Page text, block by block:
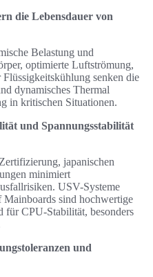
die Lebensdauer von
Belastung und
optimierte Luftströmung,
senken die
dynamisches Thermal
in kritischen Situationen.
und Spannungsstabilität
japanischen
minimiert
USV-Systeme
sind hochwertige
CPU‑Stabilität, besonders
und